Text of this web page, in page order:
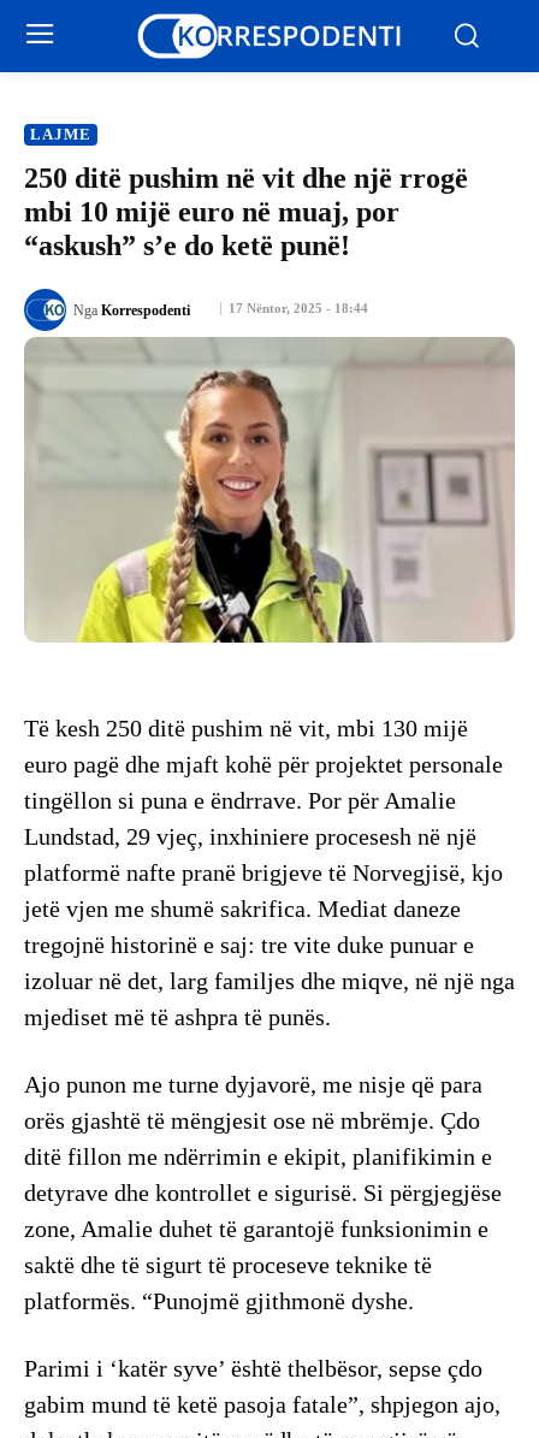
LAJME
250 ditë pushim në vit dhe një rrogë
mbi 10 mijë euro në muaj, por
“askush” s’e do ketë punë!
17 Nëntor, 2025 - 18:44
Nga Korrespodenti
Të kesh 250 ditë pushim në vit, mbi 130 mijë
euro pagë dhe mjaft kohë për projektet personale
tingëllon si puna e ëndrrave. Por për Amalie
Lundstad, 29 vjeç, inxhiniere procesesh në një
platformë nafte pranë brigjeve të Norvegjisë, kjo
jetë vjen me shumë sakrifica. Mediat daneze
tregojnë historinë e saj: tre vite duke punuar e
izoluar në det, larg familjes dhe miqve, në një nga
mjediset më të ashpra të punës.
Ajo punon me turne dyjavorë, me nisje që para
orës gjashtë të mëngjesit ose në mbrëmje. Çdo
ditë fillon me ndërrimin e ekipit, planifikimin e
detyrave dhe kontrollet e sigurisë. Si përgjegjëse
zone, Amalie duhet të garantojë funksionimin e
saktë dhe të sigurt të proceseve teknike të
platformës. “Punojmë gjithmonë dyshe.
Parimi i ‘katër syve’ është thelbësor, sepse çdo
gabim mund të ketë pasoja fatale”, shpjegon ajo,